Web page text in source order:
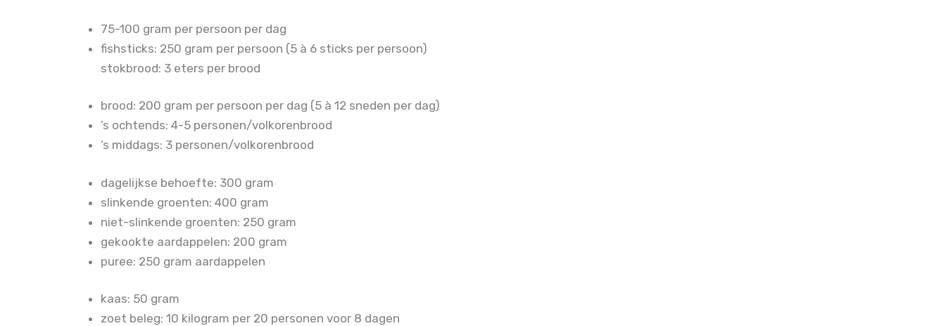
75-100 gram per persoon per dag
fishsticks: 250 gram per persoon (5 à 6 sticks per persoon)
stokbrood: 3 eters per brood
brood: 200 gram per persoon per dag (5 à 12 sneden per dag)
’s ochtends: 4-5 personen/volkorenbrood
’s middags: 3 personen/volkorenbrood
dagelijkse behoefte: 300 gram
slinkende groenten: 400 gram
niet-slinkende groenten: 250 gram
gekookte aardappelen: 200 gram
puree: 250 gram aardappelen
kaas: 50 gram
zoet beleg: 10 kilogram per 20 personen voor 8 dagen